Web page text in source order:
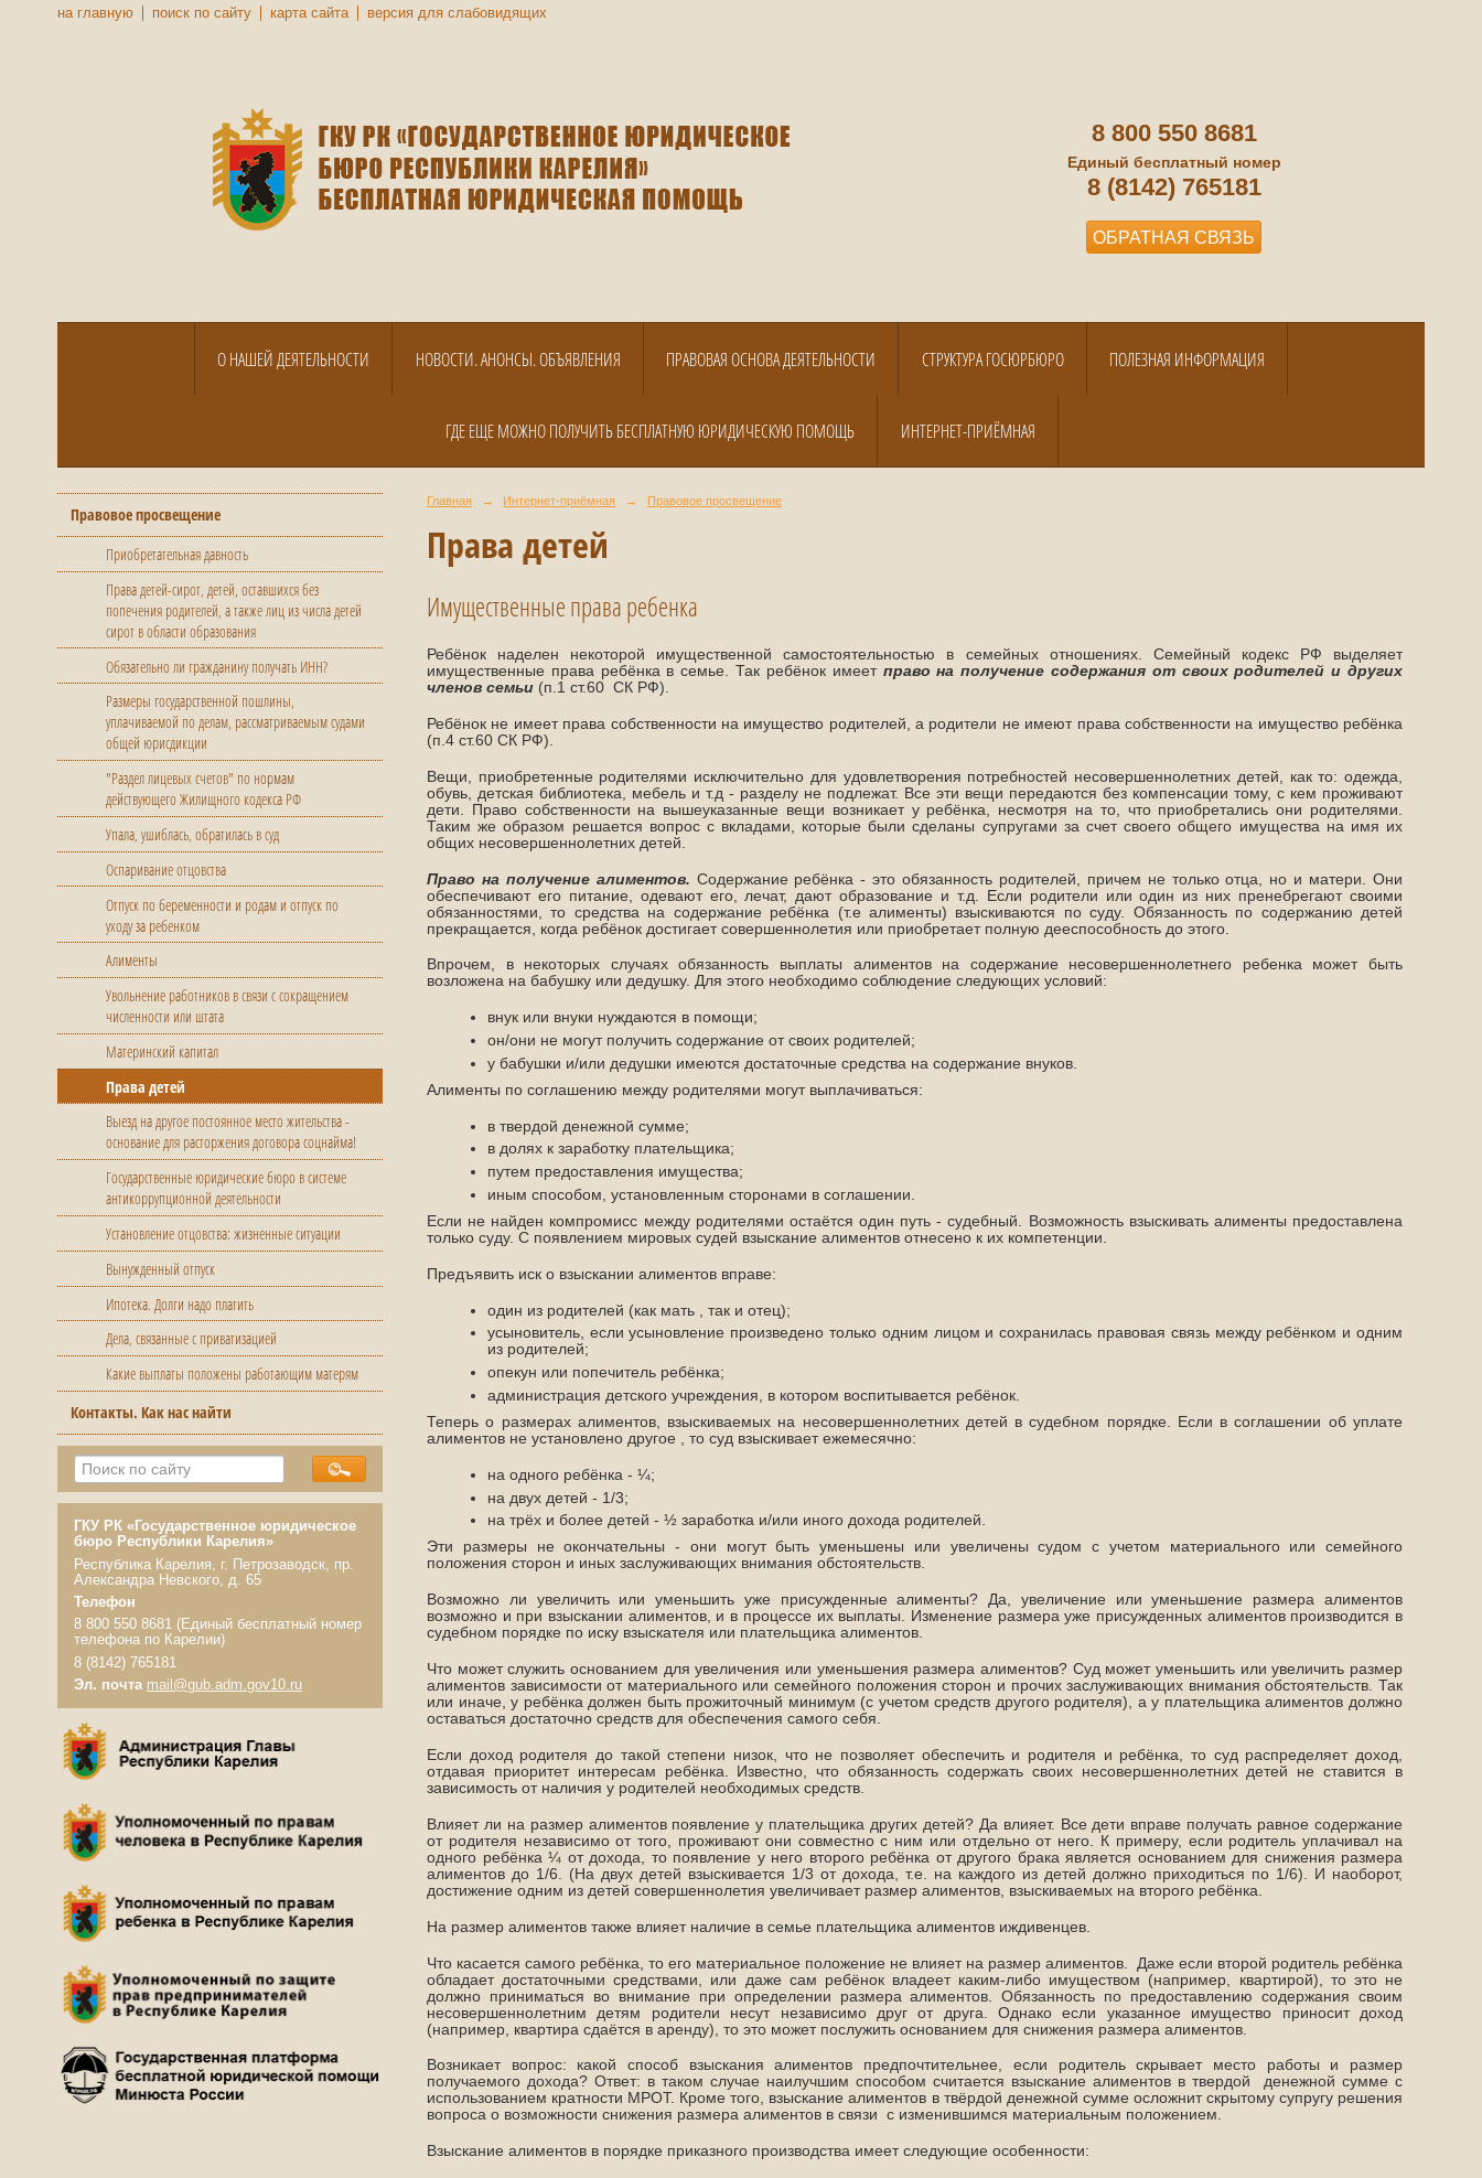
на главную поиск по сайту карта сайта версия для слабовидящих
8 800 550 8681
Единый бесплатный номер
8 (8142) 765181
ОБРАТНАЯ СВЯЗЬ
О НАШЕЙ ДЕЯТЕЛЬНОСТИ НОВОСТИ. АНОНСЫ. ОБЪЯВЛЕНИЯ ПРАВОВАЯ ОСНОВА ДЕЯТЕЛЬНОСТИ СТРУКТУРА ГОСЮРБЮРО ПОЛЕЗНАЯ ИНФОРМАЦИЯ
ГДЕ ЕЩЕ МОЖНО ПОЛУЧИТЬ БЕСПЛАТНУЮ ЮРИДИЧЕСКУЮ ПОМОЩЬ ИНТЕРНЕТ-ПРИЁМНАЯ
Правовое просвещение
Приобретательная давность
Права детей-сирот, детей, оставшихся без
попечения родителей, а также лиц из числа детей
сирот в области образования
Обязательно ли гражданину получать ИНН?
Размеры государственной пошлины,
уплачиваемой по делам, рассматриваемым судами
общей юрисдикции
"Раздел лицевых счетов" по нормам
действующего Жилищного кодекса РФ
Упала, ушиблась, обратилась в суд
Оспаривание отцовства
Отпуск по беременности и родам и отпуск по
уходу за ребенком
Алименты
Увольнение работников в связи с сокращением
численности или штата
Материнский капитал
Права детей
Выезд на другое постоянное место жительства -
основание для расторжения договора соцнайма!
Государственные юридические бюро в системе
антикоррупционной деятельности
Установление отцовства: жизненные ситуации
Вынужденный отпуск
Ипотека. Долги надо платить
Дела, связанные с приватизацией
Какие выплаты положены работающим матерям
Контакты. Как нас найти
ГКУ РК «Государственное юридическое
бюро Республики Карелия»
Республика Карелия, г. Петрозаводск, пр.
Александра Невского, д. 65
Телефон
8 800 550 8681 (Единый бесплатный номер
телефона по Карелии)
8 (8142) 765181
Эл. почта mail@gub.adm.gov10.ru
Главная → Интернет-приёмная → Правовое просвещение
Права детей
Имущественные права ребенка
Ребёнок наделен некоторой имущественной самостоятельностью в семейных отношениях. Семейный кодекс РФ выделяет
имущественные права ребёнка в семье. Так ребёнок имеет право на получение содержания от своих родителей и других
членов семьи (п.1 ст.60 СК РФ).
Ребёнок не имеет права собственности на имущество родителей, а родители не имеют права собственности на имущество ребёнка
(п.4 ст.60 СК РФ).
Вещи, приобретенные родителями исключительно для удовлетворения потребностей несовершеннолетних детей, как то: одежда,
обувь, детская библиотека, мебель и т.д - разделу не подлежат. Все эти вещи передаются без компенсации тому, с кем проживают
дети. Право собственности на вышеуказанные вещи возникает у ребёнка, несмотря на то, что приобретались они родителями.
Таким же образом решается вопрос с вкладами, которые были сделаны супругами за счет своего общего имущества на имя их
общих несовершеннолетних детей.
Право на получение алиментов. Содержание ребёнка - это обязанность родителей, причем не только отца, но и матери. Они
обеспечивают его питание, одевают его, лечат, дают образование и т.д. Если родители или один из них пренебрегают своими
обязанностями, то средства на содержание ребёнка (т.е алименты) взыскиваются по суду. Обязанность по содержанию детей
прекращается, когда ребёнок достигает совершеннолетия или приобретает полную дееспособность до этого.
Впрочем, в некоторых случаях обязанность выплаты алиментов на содержание несовершеннолетнего ребенка может быть
возложена на бабушку или дедушку. Для этого необходимо соблюдение следующих условий:
внук или внуки нуждаются в помощи;
он/они не могут получить содержание от своих родителей;
у бабушки и/или дедушки имеются достаточные средства на содержание внуков.
Алименты по соглашению между родителями могут выплачиваться:
в твердой денежной сумме;
в долях к заработку плательщика;
путем предоставления имущества;
иным способом, установленным сторонами в соглашении.
Если не найден компромисс между родителями остаётся один путь - судебный. Возможность взыскивать алименты предоставлена
только суду. С появлением мировых судей взыскание алиментов отнесено к их компетенции.
Предъявить иск о взыскании алиментов вправе:
один из родителей (как мать , так и отец);
усыновитель, если усыновление произведено только одним лицом и сохранилась правовая связь между ребёнком и одним
из родителей;
опекун или попечитель ребёнка;
администрация детского учреждения, в котором воспитывается ребёнок.
Теперь о размерах алиментов, взыскиваемых на несовершеннолетних детей в судебном порядке. Если в соглашении об уплате
алиментов не установлено другое , то суд взыскивает ежемесячно:
на одного ребёнка - ¼;
на двух детей - 1/3;
на трёх и более детей - ½ заработка и/или иного дохода родителей.
Эти размеры не окончательны - они могут быть уменьшены или увеличены судом с учетом материального или семейного
положения сторон и иных заслуживающих внимания обстоятельств.
Возможно ли увеличить или уменьшить уже присужденные алименты? Да, увеличение или уменьшение размера алиментов
возможно и при взыскании алиментов, и в процессе их выплаты. Изменение размера уже присужденных алиментов производится в
судебном порядке по иску взыскателя или плательщика алиментов.
Что может служить основанием для увеличения или уменьшения размера алиментов? Суд может уменьшить или увеличить размер
алиментов зависимости от материального или семейного положения сторон и прочих заслуживающих внимания обстоятельств. Так
или иначе, у ребёнка должен быть прожиточный минимум (с учетом средств другого родителя), а у плательщика алиментов должно
оставаться достаточно средств для обеспечения самого себя.
Если доход родителя до такой степени низок, что не позволяет обеспечить и родителя и ребёнка, то суд распределяет доход,
отдавая приоритет интересам ребёнка. Известно, что обязанность содержать своих несовершеннолетних детей не ставится в
зависимость от наличия у родителей необходимых средств.
Влияет ли на размер алиментов появление у плательщика других детей? Да влияет. Все дети вправе получать равное содержание
от родителя независимо от того, проживают они совместно с ним или отдельно от него. К примеру, если родитель уплачивал на
одного ребёнка ¼ от дохода, то появление у него второго ребёнка от другого брака является основанием для снижения размера
алиментов до 1/6. (На двух детей взыскивается 1/3 от дохода, т.е. на каждого из детей должно приходиться по 1/6). И наоборот,
достижение одним из детей совершеннолетия увеличивает размер алиментов, взыскиваемых на второго ребёнка.
На размер алиментов также влияет наличие в семье плательщика алиментов иждивенцев.
Что касается самого ребёнка, то его материальное положение не влияет на размер алиментов. Даже если второй родитель ребёнка
обладает достаточными средствами, или даже сам ребёнок владеет каким-либо имуществом (например, квартирой), то это не
должно приниматься во внимание при определении размера алиментов. Обязанность по предоставлению содержания своим
несовершеннолетним детям родители несут независимо друг от друга. Однако если указанное имущество приносит доход
(например, квартира сдаётся в аренду), то это может послужить основанием для снижения размера алиментов.
Возникает вопрос: какой способ взыскания алиментов предпочтительнее, если родитель скрывает место работы и размер
получаемого дохода? Ответ: в таком случае наилучшим способом считается взыскание алиментов в твердой денежной сумме с
использованием кратности МРОТ. Кроме того, взыскание алиментов в твёрдой денежной сумме осложнит скрытому супругу решения
вопроса о возможности снижения размера алиментов в связи с изменившимся материальным положением.
Взыскание алиментов в порядке приказного производства имеет следующие особенности: